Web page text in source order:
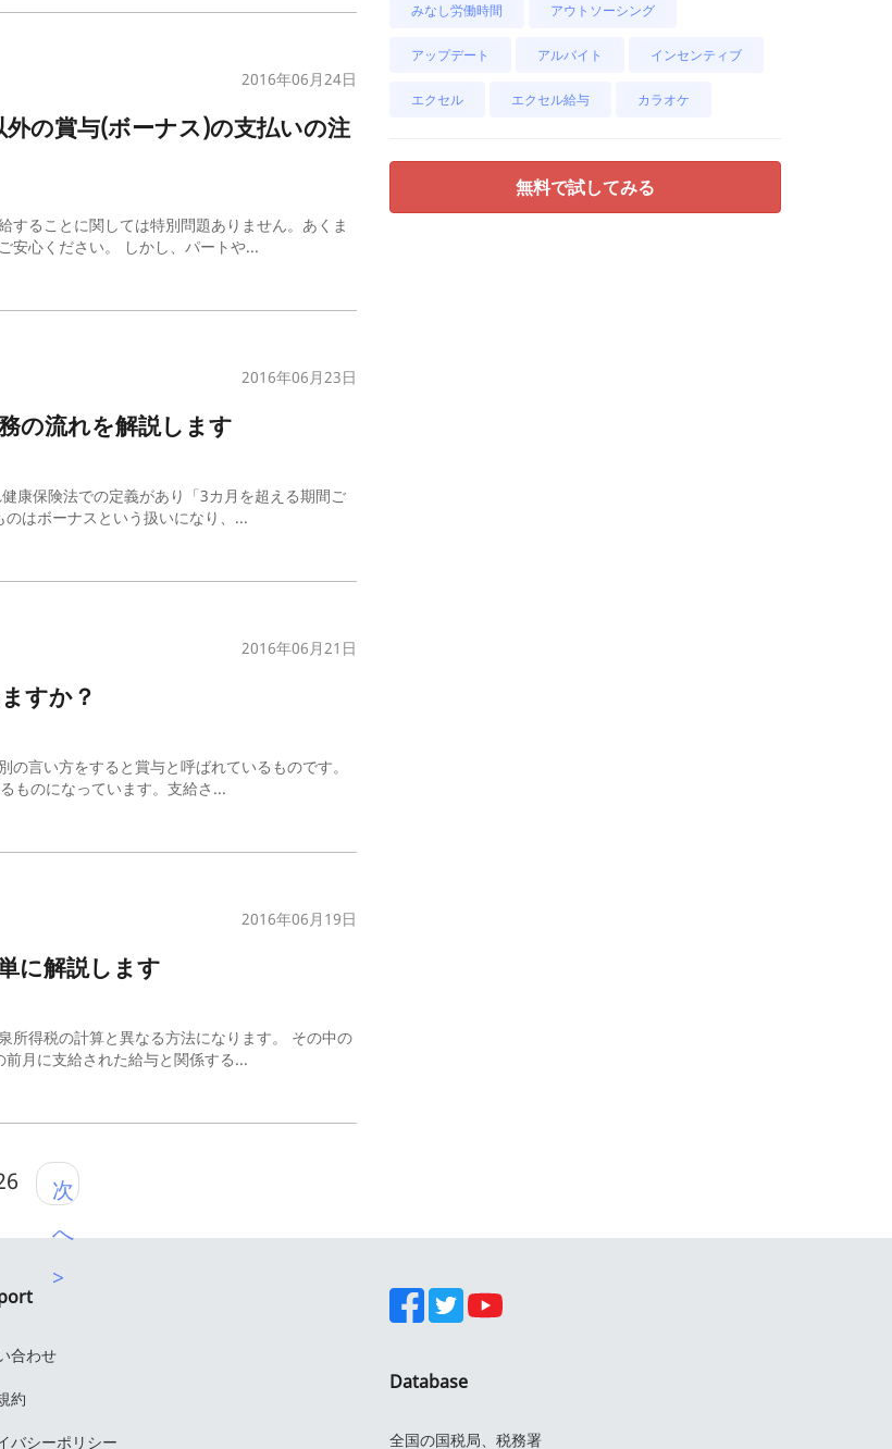
2016年06月24日
の賞与(ボーナス)の支払いの注
ることに関しては特別問題ありません。あくま
安心ください。 しかし、パートや...
2016年06月23日
の流れを解説します
康保険法での定義があり「3カ月を超える期間ご
はボーナスという扱いになり、...
2016年06月21日
すか？
言い方をすると賞与と呼ばれているものです。
ものになっています。支給さ...
2016年06月19日
に解説します
所得税の計算と異なる方法になります。 その中の
月に支給された給与と関係する...
次
へ
>
みなし労働時間 アウトソーシング
アップデート アルバイト インセンティブ
エクセル エクセル給与 カラオケ
無料で試してみる
合わせ
約
バシーポリシー
Database
全国の国税局、税務署